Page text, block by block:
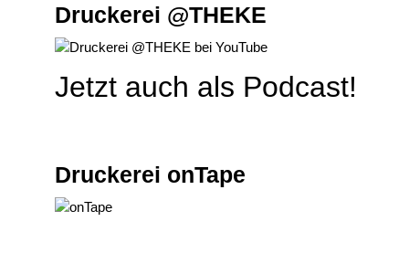
Druckerei @THEKE
Jetzt auch als Podcast!
Druckerei onTape